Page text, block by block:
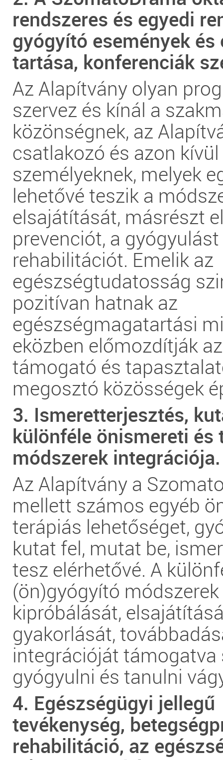
rendszeres és egyedi
gyógyító események és
tartása, konferenciák
Az Alapítvány olyan
szervez és kínál a
közönségnek, az
csatlakozó és azon
személyeknek, melyek
lehetővé teszik a
elsajátítását, másrészt
prevenciót, a
rehabilitációt. Emelik az
egészségtudatosság
pozitívan hatnak az
egészségmagatartási
eközben előmozdítják
támogató és
megosztó közösségek
3. Ismeretterjesztés,
különféle önismereti és
módszerek integrációja.
Az Alapítvány a
mellett számos egyéb
terápiás lehetőséget,
kutat fel, mutat be,
tesz elérhetővé. A
(ön)gyógyító módszerek
kipróbálását,
gyakorlását,
integrációját támogatva
gyógyulni és tanulni
4. Egészségügyi jellegű
tevékenység,
rehabilitáció, az